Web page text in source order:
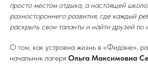
просто местом отдыха, а настоящей
разностороннего развития, где каждый
раскрыть свои таланты и найти друзей по
О том, как устроена жизнь в «Фидане»,
начальник лагеря Ольга Максимовна